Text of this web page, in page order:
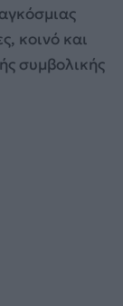
κοινό και
συμβολικής